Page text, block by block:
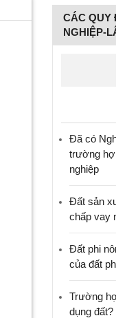
CÁC QUY
NGHIỆP-
Đã có
trường
nghiệp
Đất sản
chấp vay
Đất phi
của đất
Trường
dụng đất?